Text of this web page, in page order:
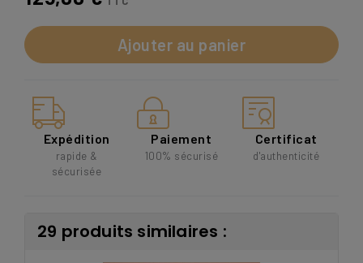
Ajouter au panier
Expédition
rapide &
sécurisée
Paiement
100% sécurisé
Certificat
d'authenticité
29 produits similaires :